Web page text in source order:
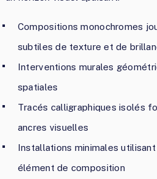
Compositions monochromes
subtiles de texture et de
Interventions murales
spatiales
Tracés calligraphiques isolés
ancres visuelles
Installations minimales
élément de composition